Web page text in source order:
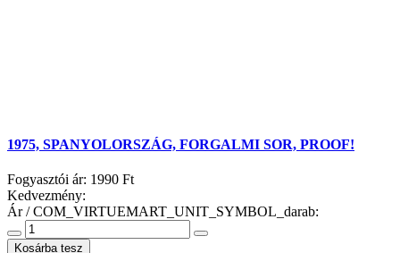
1975, SPANYOLORSZÁG, FORGALMI SOR, PROOF!
Fogyasztói ár: 1990 Ft
Kedvezmény:
Ár / COM_VIRTUEMART_UNIT_SYMBOL_darab: